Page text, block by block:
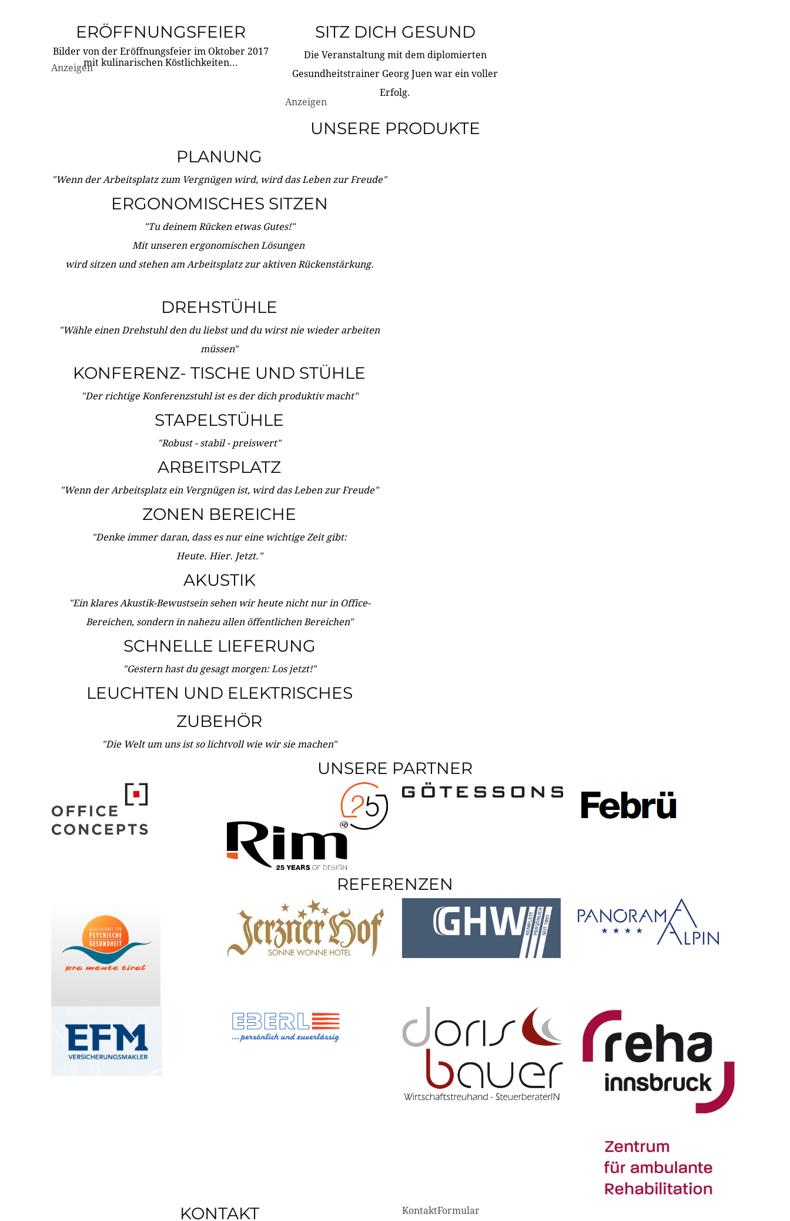
ERÖFFNUNGSFEIER
Bilder von der Eröffnungsfeier im Oktober 2017
mit kulinarischen Köstlichkeiten...
Anzeigen
SITZ DICH GESUND
Die Veranstaltung mit dem diplomierten
Gesundheitstrainer Georg Juen war ein voller
Erfolg.
Anzeigen
UNSERE PRODUKTE
PLANUNG
"Wenn der Arbeitsplatz zum Vergnügen wird, wird das Leben zur Freude"
ERGONOMISCHES SITZEN
"Tu deinem Rücken etwas Gutes!"
Mit unseren ergonomischen Lösungen
wird sitzen und stehen am Arbeitsplatz zur aktiven Rückenstärkung.
DREHSTÜHLE
"Wähle einen Drehstuhl den du liebst und du wirst nie wieder arbeiten
müssen"
KONFERENZ- TISCHE UND STÜHLE
"Der richtige Konferenzstuhl ist es der dich produktiv macht"
STAPELSTÜHLE
"Robust - stabil - preiswert"
ARBEITSPLATZ
"Wenn der Arbeitsplatz ein Vergnügen ist, wird das Leben zur Freude"
ZONEN BEREICHE
"Denke immer daran, dass es nur eine wichtige Zeit gibt:
Heute. Hier. Jetzt."
AKUSTIK
"Ein klares Akustik-Bewustsein sehen wir heute nicht nur in Office-
Bereichen, sondern in nahezu allen öffentlichen Bereichen"
SCHNELLE LIEFERUNG
"Gestern hast du gesagt morgen: Los jetzt!"
LEUCHTEN UND ELEKTRISCHES
ZUBEHÖR
"Die Welt um uns ist so lichtvoll wie wir sie machen"
UNSERE PARTNER
REFERENZEN
KONTAKT KontaktFormular